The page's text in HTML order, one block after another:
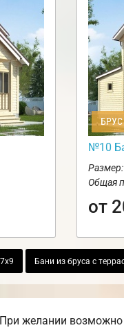
№10
Общая
от
Бани из бруса с
желании возможно